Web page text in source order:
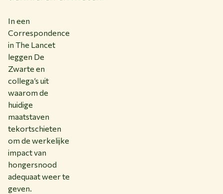
In een
Correspondence
in The Lancet
leggen De
Zwarte en
collega’s uit
waarom de
huidige
maatstaven
tekortschieten
om de werkelijke
impact van
hongersnood
adequaat weer te
geven.